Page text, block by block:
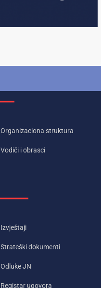
Organizaciona struktura
Vodiči i obrasci
Izvještaji
Strateški dokumenti
Odluke JN
Registar ugovora